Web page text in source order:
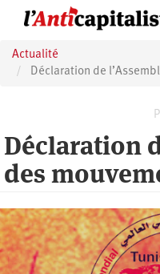
principal
Actualité
Déclaration de
Déclaration
des